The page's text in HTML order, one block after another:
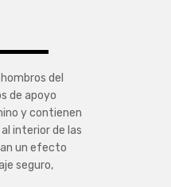
del
de apoyo
y contienen
interior de las
un efecto
seguro,